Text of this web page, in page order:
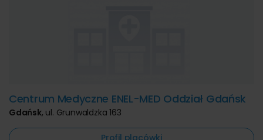
Centrum Medyczne ENEL-MED Oddział Gdańsk
Gdańsk, ul. Grunwaldzka 163
Profil placówki